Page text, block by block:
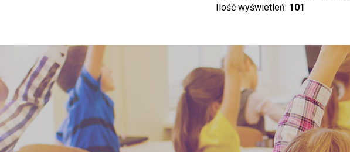
Ilość wyświetleń: 101